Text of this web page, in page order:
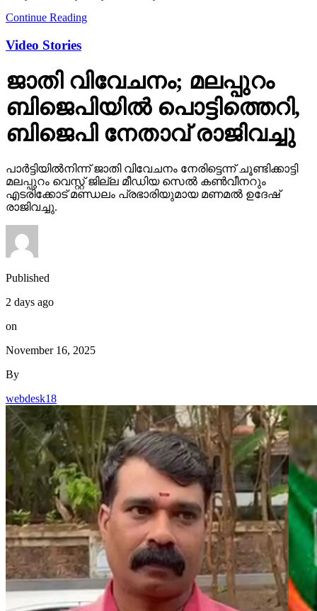
Continue Reading
Video Stories
ജാതി വിവേചനം; മലപ്പുറം
ബിജെപിയില്‍ പൊട്ടിത്തെറി,
ബിജെപി നേതാവ് രാജിവച്ചു
പാര്‍ട്ടിയില്‍നിന്ന് ജാതി വിവേചനം നേരിട്ടെന്ന് ചൂണ്ടിക്കാട്ടി
മലപ്പുറം വെസ്റ്റ് ജില്ല മീഡിയ സെല്‍ കണ്‍വീനറും
എടരിക്കോട് മണ്ഡലം പ്രഭാരിയുമായ മണമല്‍ ഉദേഷ്
രാജിവച്ചു.
Published
2 days ago
on
November 16, 2025
By
webdesk18